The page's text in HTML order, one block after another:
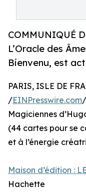
COMMUNIQUÉ
L’Oracle des
Bienvenu, est
PARIS, ISLE DE
/EINPresswire.com
Magiciennes
(44 cartes pour se
et à l’énergie
Maison d’édition :
Hachette